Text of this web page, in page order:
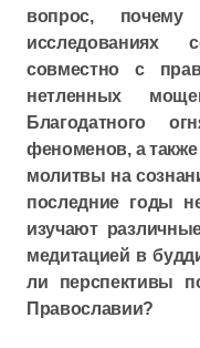
вопрос,
исследованиях
совместно с
нетленных
Благодатного
феноменов, а
молитвы на
последние годы
изучают
медитацией в
ли перспективы
Православии?